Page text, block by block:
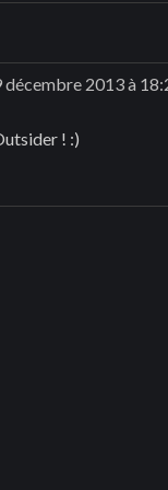
décembre 2013 à
! :)